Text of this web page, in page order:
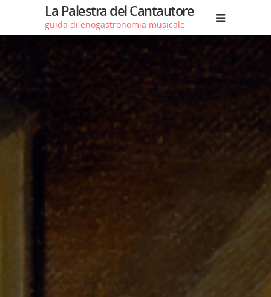
La Palestra del Cantautore
guida di enogastronomia musicale